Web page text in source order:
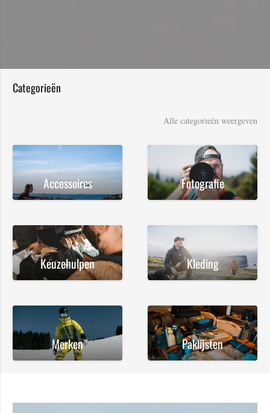
Categorieën
Alle categorieën weergeven
Accessoires Fotografie
Keuzehulpen Kleding
Merken Paklijsten